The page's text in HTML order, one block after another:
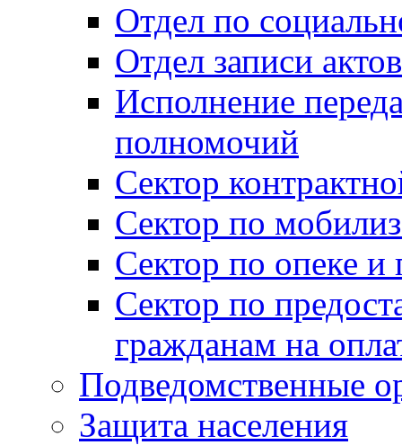
Отдел по
Отдел записи
Исполнение
полномочий
Сектор
Сектор по
Сектор по опеке и
Сектор по
гражданам на
Подведомственные
Защита населения